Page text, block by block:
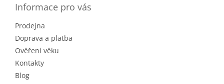
Informace pro vás
Prodejna
Doprava a platba
Ověření věku
Kontakty
Blog